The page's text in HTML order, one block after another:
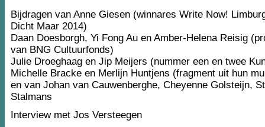
Bijdragen van Anne Giesen (winnares Write Now!
Dicht Maar 2014)
Daan Doesborgh, Yi Fong Au en Amber-Helena Reisig
van BNG Cultuurfonds)
Julie Droeghaag en Jip Meijers (nummer een en twee
Michelle Bracke en Merlijn Huntjens (fragment uit hun
en van Johan van Cauwenberghe, Cheyenne Golsteijn,
Stalmans
Interview met Jos Versteegen